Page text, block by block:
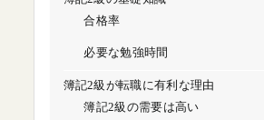
合格率
必要な勉強時間
簿記2級が転職に有利な理由
簿記2級の需要は高い